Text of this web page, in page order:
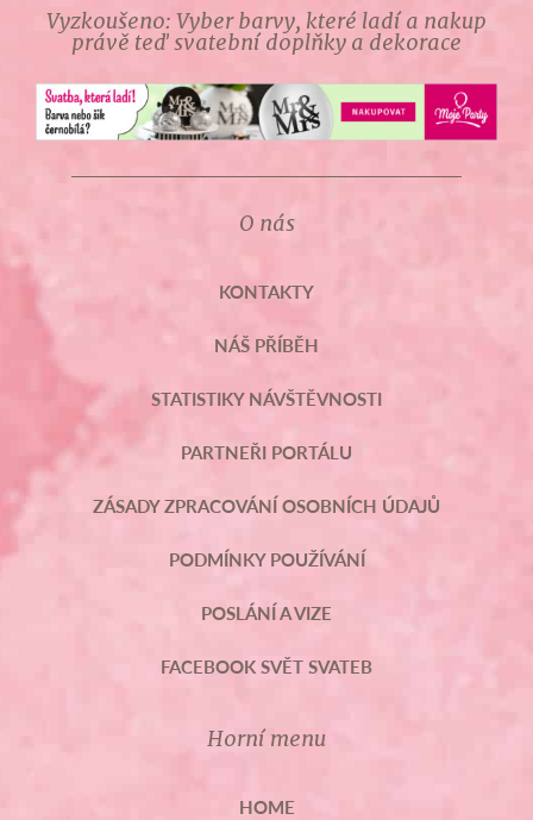
Vyzkoušeno: Vyber barvy, které ladí a nakup
právě teď svatební doplňky a dekorace
O nás
KONTAKTY
NÁŠ PŘÍBĚH
STATISTIKY NÁVŠTĚVNOSTI
PARTNEŘI PORTÁLU
ZÁSADY ZPRACOVÁNÍ OSOBNÍCH ÚDAJŮ
PODMÍNKY POUŽÍVÁNÍ
POSLÁNÍ A VIZE
FACEBOOK SVĚT SVATEB
Horní menu
HOME